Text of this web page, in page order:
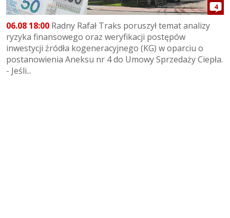
4
06.08 18:00 Radny Rafał Traks poruszył temat analizy
ryzyka finansowego oraz weryfikacji postępów
inwestycji źródła kogeneracyjnego (KG) w oparciu o
postanowienia Aneksu nr 4 do Umowy Sprzedaży Ciepła.
- Jeśli...